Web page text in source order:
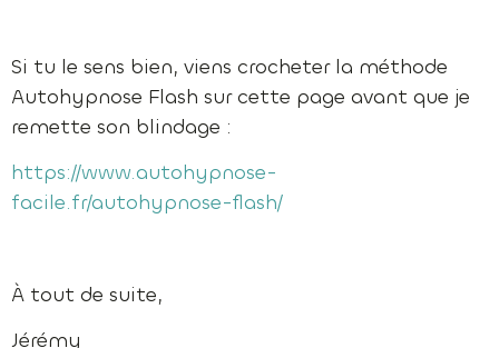
Si tu le sens bien, viens crocheter la méthode
Autohypnose Flash sur cette page avant que je
remette son blindage :
https://www.autohypnose-
facile.fr/autohypnose-flash/
À tout de suite,
Jérémy